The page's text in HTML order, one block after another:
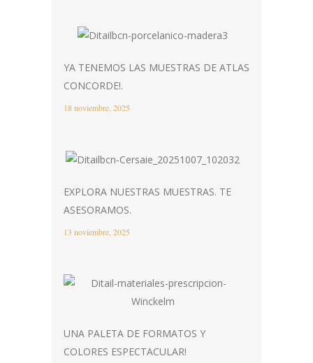
YA TENEMOS LAS MUESTRAS DE ATLAS
CONCORDE!.
18 noviembre, 2025
EXPLORA NUESTRAS MUESTRAS. TE
ASESORAMOS.
13 noviembre, 2025
UNA PALETA DE FORMATOS Y
COLORES ESPECTACULAR!